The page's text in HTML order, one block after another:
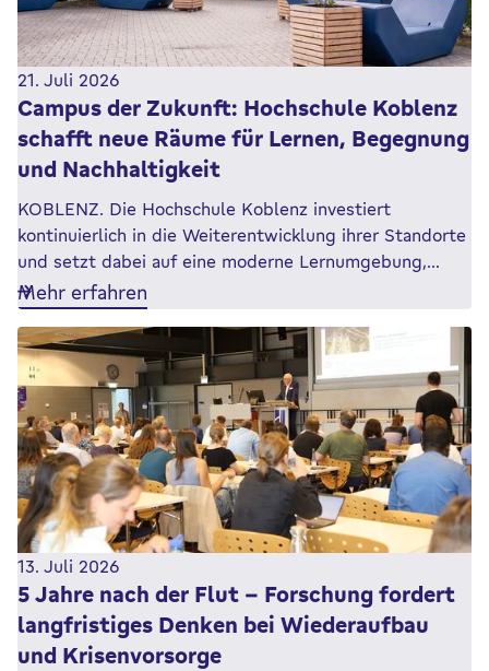
21. Juli 2026
Campus der Zukunft: Hochschule Koblenz
schafft neue Räume für Lernen, Begegnung
und Nachhaltigkeit
KOBLENZ. Die Hochschule Koblenz investiert
kontinuierlich in die Weiterentwicklung ihrer Standorte
und setzt dabei auf eine moderne Lernumgebung,…
Mehr erfahren
13. Juli 2026
5 Jahre nach der Flut – Forschung fordert
langfristiges Denken bei Wiederaufbau
und Krisenvorsorge